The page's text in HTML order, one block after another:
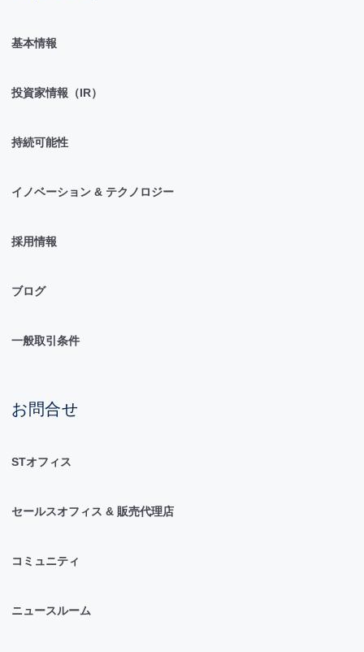
基本情報
投資家情報（IR）
持続可能性
イノベーション & テクノロジー
採用情報
ブログ
一般取引条件
お問合せ
STオフィス
セールスオフィス & 販売代理店
コミュニティ
ニュースルーム